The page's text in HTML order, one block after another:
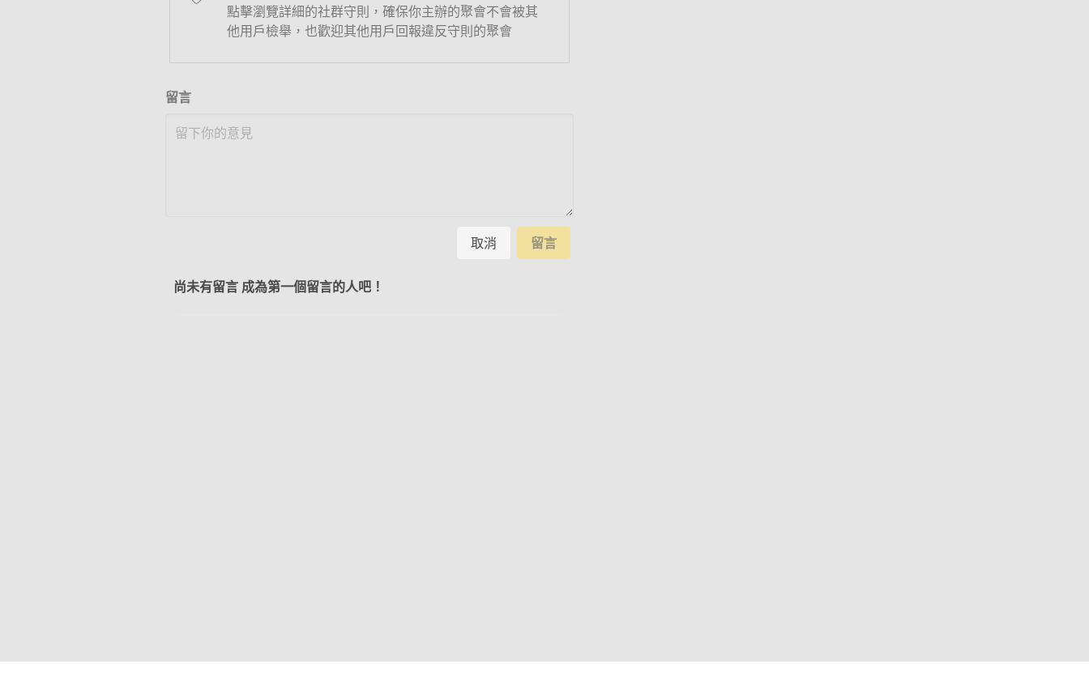
點擊瀏覽詳細的社群守則，確保你主辦的聚會不會被其
他用戶檢舉，也歡迎其他用戶回報違反守則的聚會
留言
取消 留言
尚未有留言 成為第一個留言的人吧！